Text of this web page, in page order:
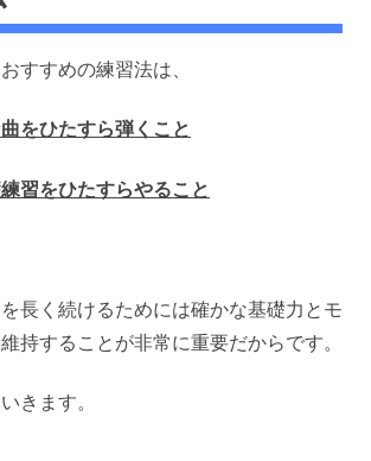
すすめの練習法は、
をひたすら弾くこと
習をひたすらやること
長く続けるためには確かな基礎力とモ
持することが非常に重要だからです。
きます。